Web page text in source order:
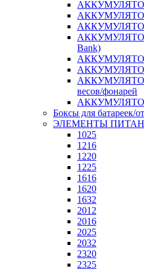
Bank)
весов/фонарей
Боксы для батареек/
ЭЛЕМЕНТЫ
1025
1216
1220
1225
1616
1620
1632
2012
2016
2025
2032
2320
2325